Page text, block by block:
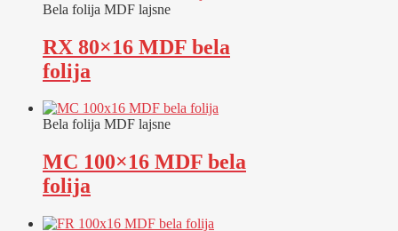
Bela folija MDF lajsne
RX 80×16 MDF bela
folija
Bela folija MDF lajsne
MC 100×16 MDF bela
folija